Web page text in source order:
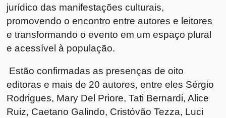
jurídico das manifestações culturais,
promovendo o encontro entre autores e leitores
e transformando o evento em um espaço plural
e acessível à população.
Estão confirmadas as presenças de oito
editoras e mais de 20 autores, entre eles Sérgio
Rodrigues, Mary Del Priore, Tati Bernardi, Alice
Ruiz, Caetano Galindo, Cristóvão Tezza, Luci